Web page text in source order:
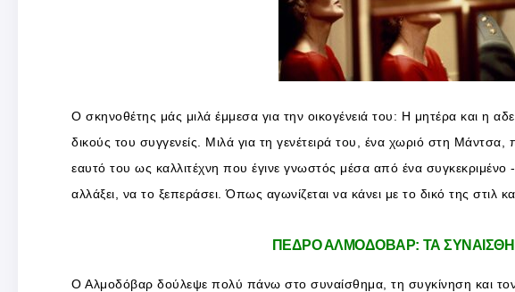
Ο σκηνοθέτης μάς μιλά έμμεσα για την οικογένειά του: Η μητέρα και η
δικούς του συγγενείς. Μιλά για τη γενέτειρά του, ένα χωριό στη Μάντσα,
εαυτό του ως καλλιτέχνη που έγινε γνωστός μέσα από ένα συγκεκριμένο -
αλλάξει, να το ξεπεράσει. Όπως αγωνίζεται να κάνει με το δικό της στιλ
ΠΕΔΡΟ ΑΛΜΟΔΟΒΑΡ: ΤΑ
Ο Αλμοδόβαρ δούλεψε πολύ πάνω στο συναίσθημα, τη συγκίνηση και